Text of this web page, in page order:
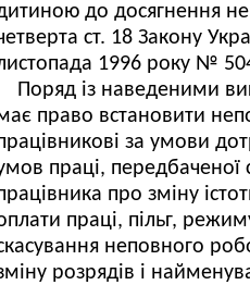
до досягнення
ст. 18 Закону
1996 року №
Поряд із наведеними
право встановити
за умови
праці, передбаченої
про зміну
праці, пільг,
неповного
розрядів і